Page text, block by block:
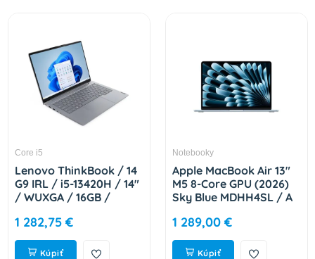
Core i5
Lenovo ThinkBook / 14
G9 IRL / i5-13420H / 14"
/ WUXGA / 16GB /
/ Gray / 3R On-Site
21UY008ACK
1 282,75 €
Kúpiť
Notebooky
Apple MacBook Air 13"
M5 8-Core GPU (2026)
Sky Blue MDHH4SL / A
1 289,00 €
Kúpiť